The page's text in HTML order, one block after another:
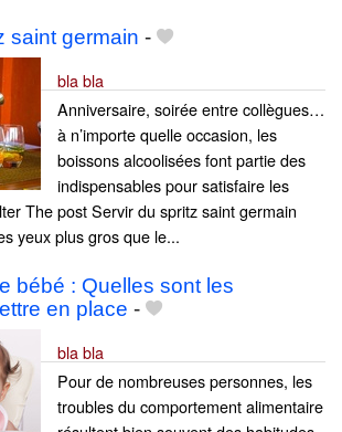
saint germain -
bla bla
Anniversaire, soirée entre collègues…
à n’importe quelle occasion, les
boissons alcoolisées font partie des
indispensables pour satisfaire les
The post Servir du spritz saint germain
yeux plus gros que le...
bébé : Quelles sont les
en place -
bla bla
Pour de nombreuses personnes, les
troubles du comportement alimentaire